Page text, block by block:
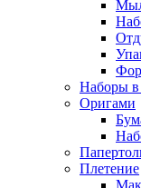
Наборы в
Оригами
Плетение